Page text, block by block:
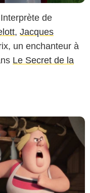
de
, Jacques
un enchanteur à
Le Secret de la